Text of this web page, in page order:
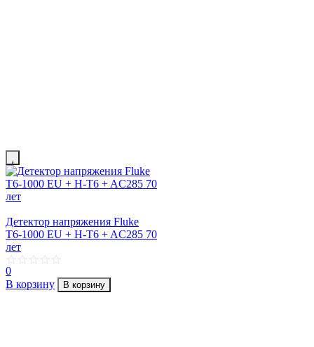
Детектор напряжения Fluke
T6-1000 EU + H-T6 + AC285 70
лет
0
В корзину
В корзину